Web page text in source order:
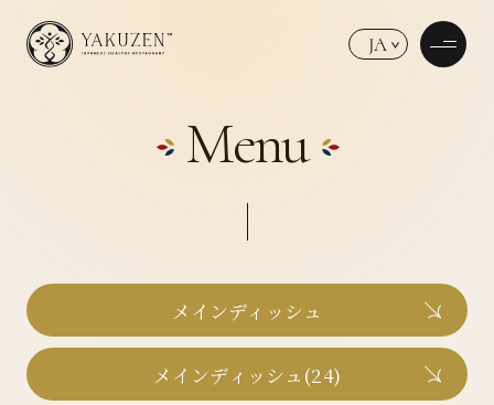
JA
Menu
メインディッシュ
メインディッシュ(24)